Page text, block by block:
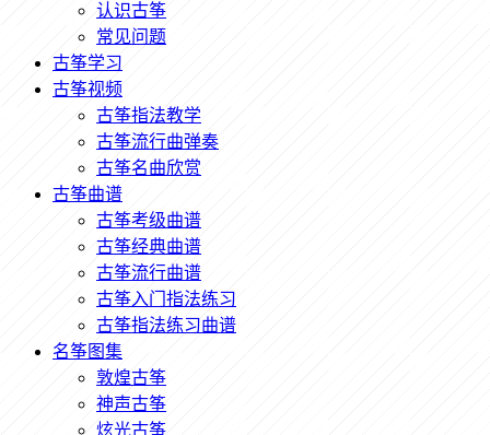
认识古筝
常见问题
古筝学习
古筝视频
古筝指法教学
古筝流行曲弹奏
古筝名曲欣赏
古筝曲谱
古筝考级曲谱
古筝经典曲谱
古筝流行曲谱
古筝入门指法练习
古筝指法练习曲谱
名筝图集
敦煌古筝
神声古筝
炫光古筝